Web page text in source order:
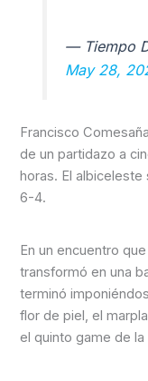
— Tiempo
May 28,
Francisco
de un partidazo a
horas. El
6-4.
En un encuentro
transformó en una
terminó
flor de piel, el
el quinto game de la